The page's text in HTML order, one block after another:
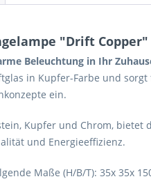
"Drift Copper"
Beleuchtung in Ihr
in Kupfer-Farbe und
ein.
Kupfer und Chrom, bietet
und Energieeffizienz.
Maße (H/B/T): 35x 35x